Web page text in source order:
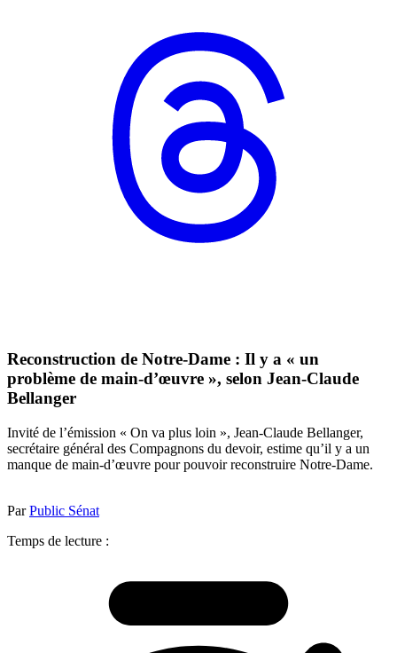
Reconstruction de Notre-Dame : Il y a « un
problème de main-d’œuvre », selon Jean-Claude
Bellanger
Invité de l’émission « On va plus loin », Jean-Claude Bellanger,
secrétaire général des Compagnons du devoir, estime qu’il y a un
manque de main-d’œuvre pour pouvoir reconstruire Notre-Dame.
ParPublic Sénat
Temps de lecture :